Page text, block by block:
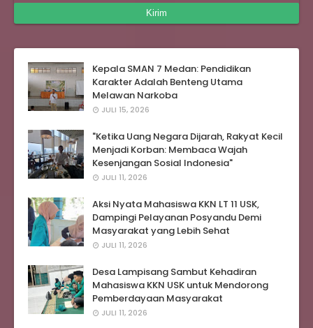
Kepala SMAN 7 Medan: Pendidikan
Karakter Adalah Benteng Utama
Melawan Narkoba
JULI 15, 2026
"Ketika Uang Negara Dijarah, Rakyat Kecil
Menjadi Korban: Membaca Wajah
Kesenjangan Sosial Indonesia"
JULI 11, 2026
Aksi Nyata Mahasiswa KKN LT 11 USK,
Dampingi Pelayanan Posyandu Demi
Masyarakat yang Lebih Sehat
JULI 11, 2026
Desa Lampisang Sambut Kehadiran
Mahasiswa KKN USK untuk Mendorong
Pemberdayaan Masyarakat
JULI 11, 2026